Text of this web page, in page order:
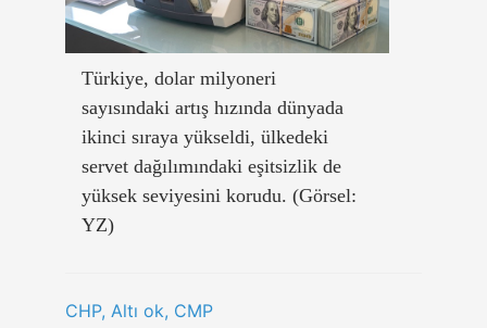
Türkiye, dolar milyoneri
sayısındaki artış hızında dünyada
ikinci sıraya yükseldi, ülkedeki
servet dağılımındaki eşitsizlik de
yüksek seviyesini korudu. (Görsel:
YZ)
CHP, Altı ok, CMP